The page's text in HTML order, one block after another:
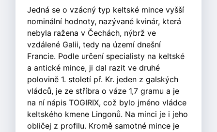
Jedná se o vzácný typ keltské mince vyšší
nominální hodnoty, nazývané kvinár, která
nebyla ražena v Čechách, nýbrž ve
vzdálené Galii, tedy na území dnešní
Francie. Podle určení specialisty na keltské
a antické mince, ji dal razit ve druhé
polovině 1. století př. Kr. jeden z galských
vládců, je ze stříbra o váze 1,7 gramu a je
na ní nápis TOGIRIX, což bylo jméno vládce
keltského kmene Lingonů. Na minci je i jeho
obličej z profilu. Kromě samotné mince je